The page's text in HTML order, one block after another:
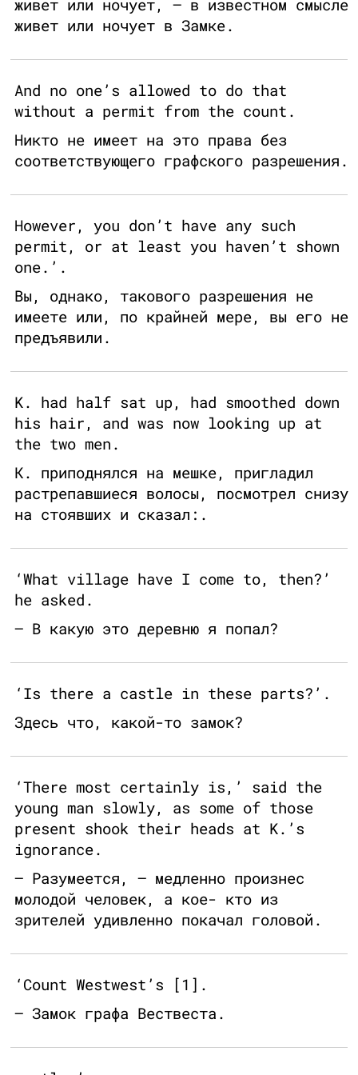
живет или ночует, — в известном смысле
живет или ночует в Замке.
And no one’s allowed to do that
without a permit from the count.
Никто не имеет на это права без
соответствующего графского разрешения.
However, you don’t have any such
permit, or at least you haven’t shown
one.’.
Вы, однако, такового разрешения не
имеете или, по крайней мере, вы его не
предъявили.
K. had half sat up, had smoothed down
his hair, and was now looking up at
the two men.
К. приподнялся на мешке, пригладил
растрепавшиеся волосы, посмотрел снизу
на стоявших и сказал:.
‘What village have I come to, then?’
he asked.
— В какую это деревню я попал?
‘Is there a castle in these parts?’.
Здесь что, какой-то замок?
‘There most certainly is,’ said the
young man slowly, as some of those
present shook their heads at K.’s
ignorance.
— Разумеется, — медленно произнес
молодой человек, а кое- кто из
зрителей удивленно покачал головой.
‘Count Westwest’s [1].
— Замок графа Вествеста.